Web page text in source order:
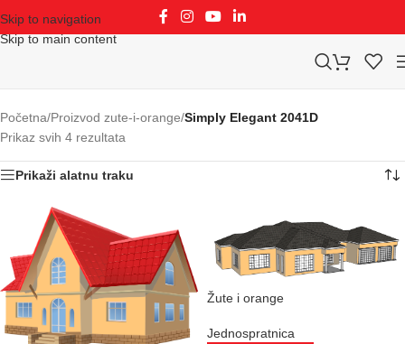
Skip to navigation
Skip to main content
Početna/Proizvod zute-i-orange/Simply Elegant 2041D
Prikaz svih 4 rezultata
Prikaži alatnu traku
Žute i orange
Jednospratnica